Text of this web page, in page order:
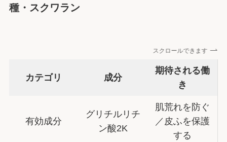
種・スクワラン
スクロールできます
カテゴリ 成分
期待される働
き
有効成分
グリチルリチ
ン酸2K
肌荒れを防ぐ
／皮ふを保護
する